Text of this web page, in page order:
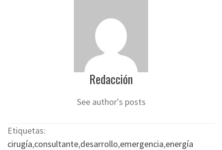
Redacción
See author's posts
Etiquetas:
cirugía,consultante,desarrollo,emergencia,energía